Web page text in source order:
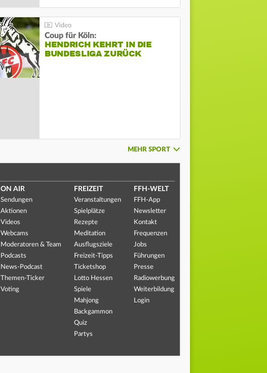
Coup für Köln:
HENDRICH KEHRT IN DIE
BUNDESLIGA ZURÜCK
MEHR SPORT
ON AIR
Sendungen
Aktionen
Videos
Webcams
Moderatoren & Team
Podcasts
News-Podcast
Themen-Ticker
Voting
FREIZEIT
Veranstaltungen
Spielplätze
Rezepte
Meditation
Ausflugsziele
Freizeit-Tipps
Ticketshop
Lotto Hessen
Spiele
Mahjong
Backgammon
Quiz
Partys
FFH-WELT
FFH-App
Newsletter
Kontakt
Frequenzen
Jobs
Führungen
Presse
Radiowerbung
Weiterbildung
Login